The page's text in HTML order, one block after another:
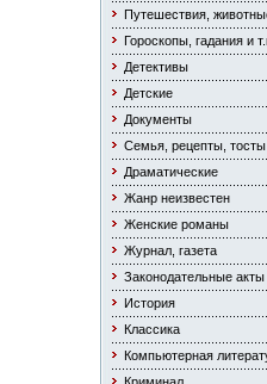
Путешествия,
Гороскопы, гадания и
Детективы
Детские
Документы
Семья, рецепты, тосты
Драматические
Жанр неизвестен
Женские романы
Журнал, газета
Законодательные акты
История
Классика
Компьютерная